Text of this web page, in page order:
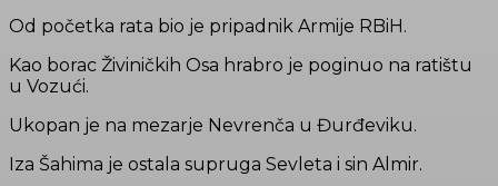
Od početka rata bio je pripadnik Armije RBiH.
Kao borac Živiničkih Osa hrabro je poginuo na ratištu
u Vozući.
Ukopan je na mezarje Nevrenča u Đurđeviku.
Iza Šahima je ostala supruga Sevleta i sin Almir.